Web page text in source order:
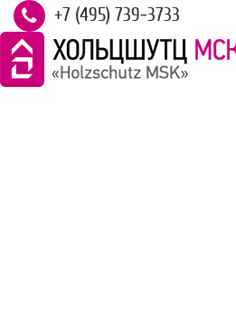
+7 (495) 739-3733